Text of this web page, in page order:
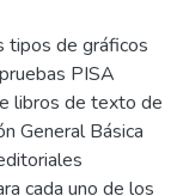
tipos de gráficos
PISA
libros de texto de
General Básica
cada uno de los